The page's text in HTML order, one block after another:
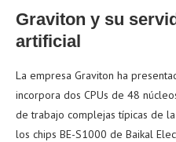
Graviton y su
artificial
La empresa Graviton ha
incorpora dos CPUs de 48
de trabajo complejas típicas de
los chips BE-S1000 de Baikal